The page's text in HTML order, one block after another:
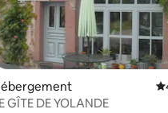
sur la base de 57
GÎTE DE YOLANDE